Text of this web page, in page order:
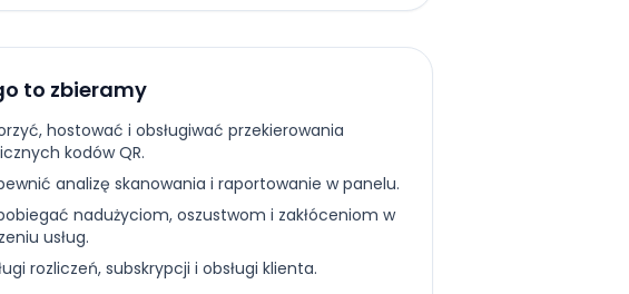
to zbieramy
hostować i obsługiwać przekierowania
kodów QR.
analizę skanowania i raportowanie w panelu.
nadużyciom, oszustwom i zakłóceniom w
usług.
rozliczeń, subskrypcji i obsługi klienta.